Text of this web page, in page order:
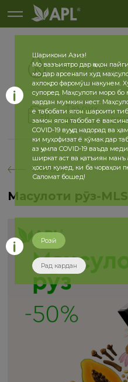
Амалкунанда
Таърих
2026 сол
бозгашт
Маҳсулоти рӯз-MLS
Шарикони Азиз!
Мо вазъиятро дар ҷаҳон
мо дар арсенали худ
ахлоқро фаромӯш накунем.
супоред. Маҳсулоти моро бо
кардан мумкин нест.
ё табобати ягон шароити
замон ягон табобат ё
COVID-19 вуҷуд надорад ва
ки муҳофизат ё кӯмак дар
аз ҷумла COVID-19 ваъда
ширкат аст ва қатъиян манъ
ҳосил кунед, ки ба чораҳои
Саломат бошед!
Розӣ
Рад кардан